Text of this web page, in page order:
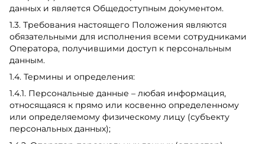
данных и является Общедоступным документом.
1.3. Требования настоящего Положения являются
обязательными для исполнения всеми сотрудниками
Оператора, получившими доступ к персональным
данным.
1.4. Термины и определения:
1.4.1. Персональные данные – любая информация,
относящаяся к прямо или косвенно определенному
или определяемому физическому лицу (субъекту
персональных данных);